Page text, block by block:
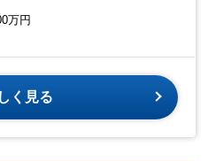
万円
く見る